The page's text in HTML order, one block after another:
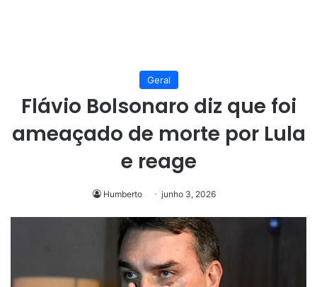
Geral
Flávio Bolsonaro diz que foi
ameaçado de morte por Lula
e reage
Humberto junho 3, 2026